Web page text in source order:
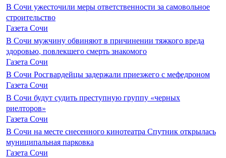
В Сочи ужесточили меры ответственности за самовольное
строительство
Газета Сочи
В Сочи мужчину обвиняют в причинении тяжкого вреда
здоровью, повлекшего смерть знакомого
Газета Сочи
В Сочи Росгвардейцы задержали приезжего с мефедроном
Газета Сочи
В Сочи будут судить преступную группу «черных
риелторов»
Газета Сочи
В Сочи на месте снесенного кинотеатра Спутник открылась
муниципальная парковка
Газета Сочи